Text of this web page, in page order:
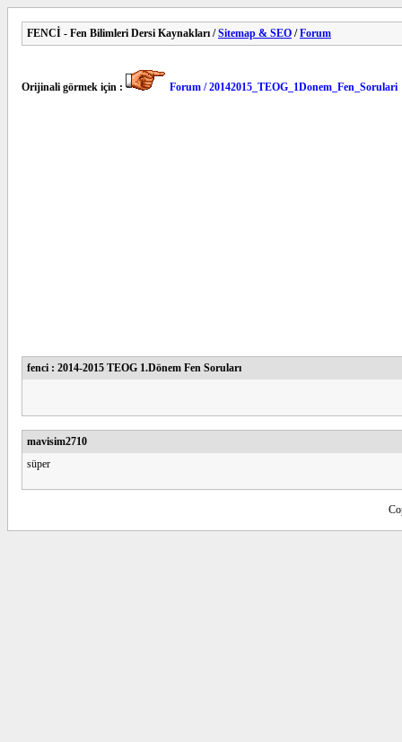
FENCİ - Fen Bilimleri Dersi Kaynakları /Sitemap & SEO /Forum
Orijinali görmek için : Forum / 20142015_TEOG_1Donem_Fen_Sorulari
fenci : 2014-2015 TEOG 1.Dönem Fen Soruları
mavisim2710
süper